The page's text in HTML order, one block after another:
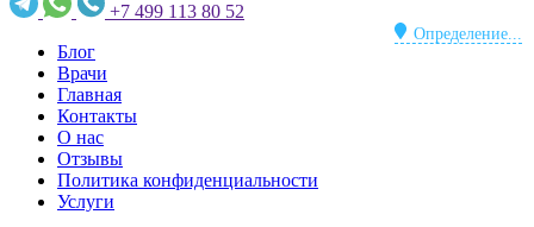
+7 499 113 80 52
Определение...
Блог
Врачи
Главная
Контакты
О нас
Отзывы
Политика конфиденциальности
Услуги